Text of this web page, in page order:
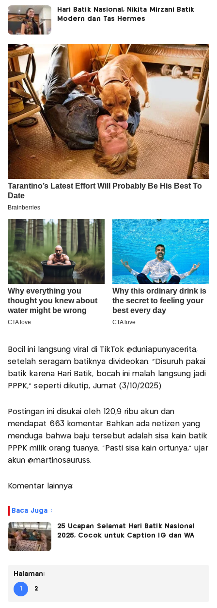
Hari Batik Nasional, Nikita Mirzani Batik
Modern dan Tas Hermes
Bocil ini langsung viral di TikTok @duniapunyacerita,
setelah seragam batiknya divideokan. "Disuruh pakai
batik karena Hari Batik, bocah ini malah langsung jadi
PPPK," seperti dikutip, Jumat (3/10/2025).
Postingan ini disukai oleh 120,9 ribu akun dan
mendapat 663 komentar. Bahkan ada netizen yang
menduga bahwa baju tersebut adalah sisa kain batik
PPPK milik orang tuanya. "Pasti sisa kain ortunya," ujar
akun @martinosauruss.
Komentar lainnya:
Baca Juga :
25 Ucapan Selamat Hari Batik Nasional
2025, Cocok untuk Caption IG dan WA
Halaman:
1 2